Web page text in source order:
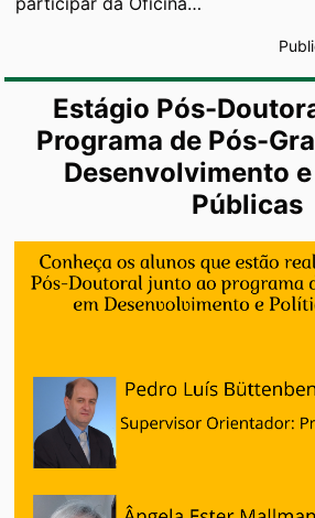
Estágio Pós-
Programa de Pós-
Desenvolvimento
Públicas